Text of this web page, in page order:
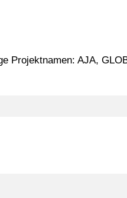
Projektnamen: AJA,